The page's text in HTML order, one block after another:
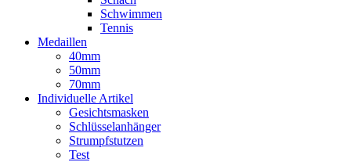
Schwimmen
Tennis
Medaillen
40mm
50mm
70mm
Individuelle Artikel
Gesichtsmasken
Schlüsselanhänger
Strumpfstutzen
Test